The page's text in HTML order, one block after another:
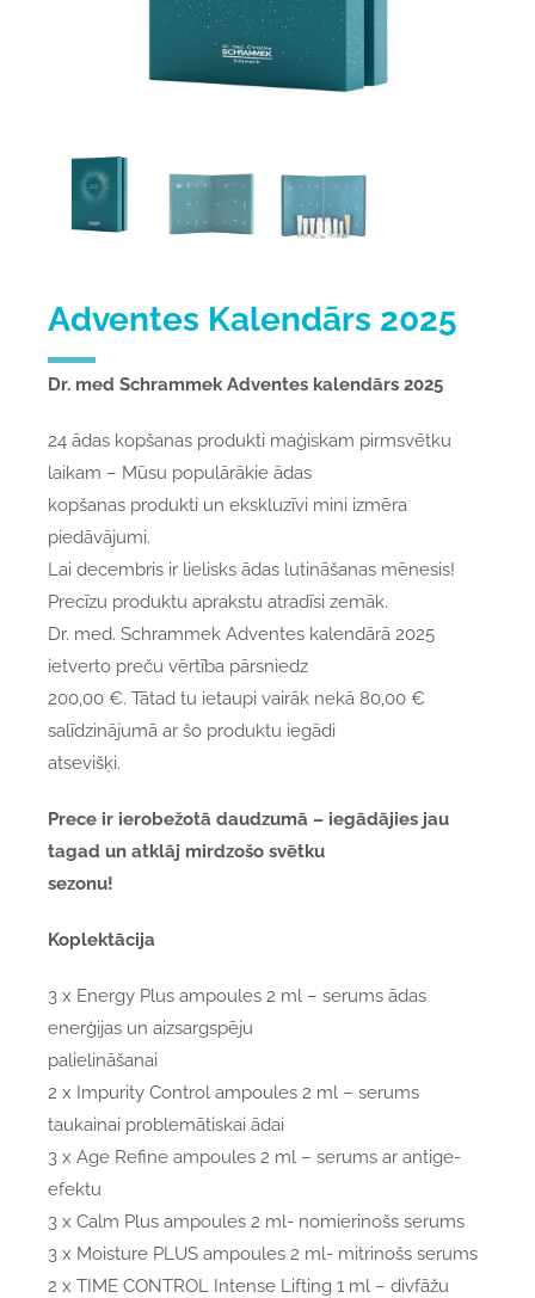
Adventes Kalendārs 2025
Dr. med Schrammek Adventes kalendārs 2025
24 ādas kopšanas produkti maģiskam pirmsvētku
laikam – Mūsu populārākie ādas
kopšanas produkti un ekskluzīvi mini izmēra
piedāvājumi.
Lai decembris ir lielisks ādas lutināšanas mēnesis!
Precīzu produktu aprakstu atradīsi zemāk.
Dr. med. Schrammek Adventes kalendārā 2025
ietverto preču vērtība pārsniedz
200,00 €. Tātad tu ietaupi vairāk nekā 80,00 €
salīdzinājumā ar šo produktu iegādi
atsevišķi.
Prece ir ierobežotā daudzumā – iegādājies jau
tagad un atklāj mirdzošo svētku
sezonu!
Koplektācija
3 x Energy Plus ampoules 2 ml – serums ādas
enerģijas un aizsargspēju
palielināšanai
2 x Impurity Control ampoules 2 ml – serums
taukainai problemātiskai ādai
3 x Age Refine ampoules 2 ml – serums ar antige-
efektu
3 x Calm Plus ampoules 2 ml- nomierinošs serums
3 x Moisture PLUS ampoules 2 ml- mitrinošs serums
2 x TIME CONTROL Intense Lifting 1 ml – divfāžu